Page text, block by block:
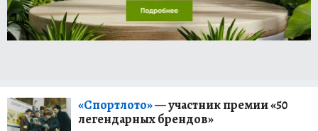
«Спортлото»— участник премии «50
легендарных брендов»